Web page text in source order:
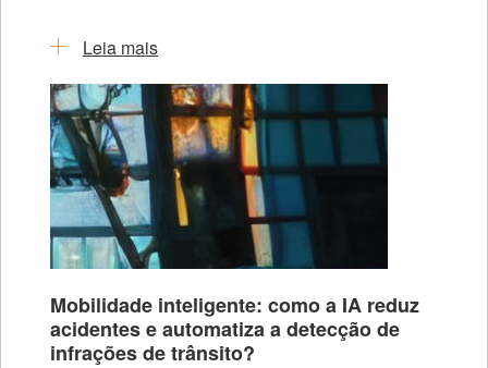
Leia mais
Mobilidade inteligente: como a IA reduz
acidentes e automatiza a detecção de
infrações de trânsito?